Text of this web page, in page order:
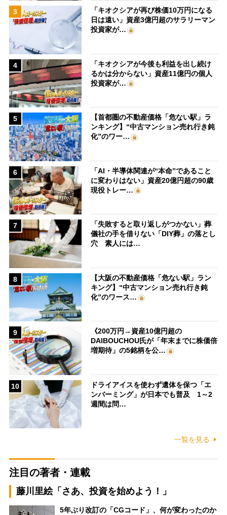
3
「キオクシアが再び株価10万円になる
日は遠い」資産3億円超のサラリーマン
投資家が…
4
「キオクシアが今後も利益を出し続け
るかは分からない」資産11億円の個人
投資家が…
5
【首都圏の不動産価格「危ない駅」ラ
ンキング】“中古マンション売れ行き鈍
化”のワー…
6
「AI・半導体関連が“本命”であること
に変わりはない」資産20億円超の90歳
現役トレー…
7
「失敗すると取り返しがつかない」葬
儀社の手を借りない「DIY葬」の落とし
穴 素人には…
8
【大阪の不動産価格「危ない駅」ラン
キング】“中古マンション売れ行き鈍
化”のワース…
9
《200万円→資産10億円超の
DAIBOUCHOU氏が「年末までに株価倍
増期待」の5銘柄を公…
10
ドライアイスを使わず遺体を保つ「エ
ンバーミング」が日本でも普及 1～2
週間は問…
一覧を見る
注目の著者・連載
藤川里絵「さあ、投資を始めよう！」
5年ぶり改訂の「CGコード」、何が変わったのか